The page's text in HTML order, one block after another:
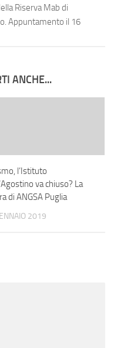
Riserva Mab di
Appuntamento il 16
ANCHE...
l’Istituto
va chiuso? La
di ANGSA Puglia
2019